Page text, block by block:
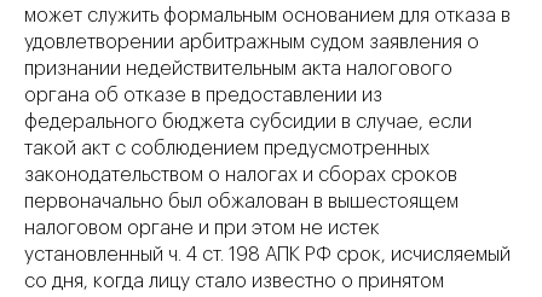
может служить формальным основанием для отказа в
удовлетворении арбитражным судом заявления о
признании недействительным акта налогового
органа об отказе в предоставлении из
федерального бюджета субсидии в случае, если
такой акт с соблюдением предусмотренных
законодательством о налогах и сборах сроков
первоначально был обжалован в вышестоящем
налоговом органе и при этом не истек
установленный ч. 4 ст. 198 АПК РФ срок, исчисляемый
со дня, когда лицу стало известно о принятом